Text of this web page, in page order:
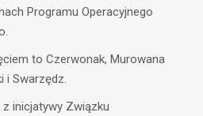
Programu Operacyjnego
to Czerwonak, Murowana
i Swarzędz.
inicjatywy Związku